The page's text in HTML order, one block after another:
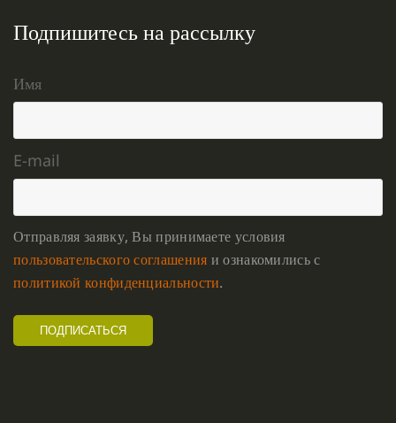
Подпишитесь на рассылку
Имя
E-mail
Отправляя заявку, Вы принимаете условия
пользовательского соглашения и ознакомились с
политикой конфиденциальности.